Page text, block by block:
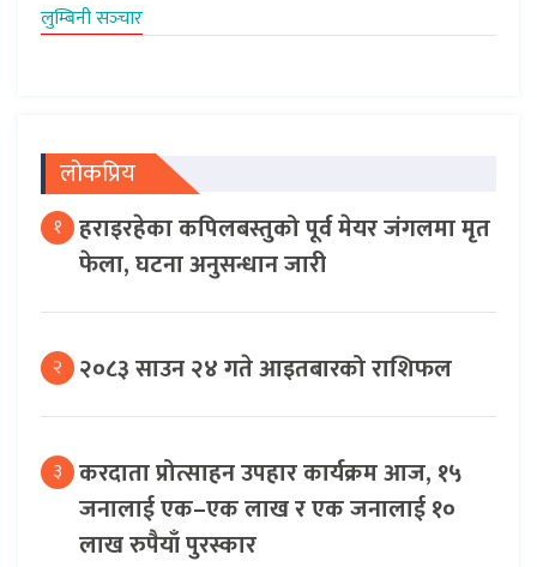
लुम्बिनी सञ्‍चार
लोकप्रिय
१ हराइरहेका कपिलबस्तुको पूर्व मेयर जंगलमा मृत
फेला, घटना अनुसन्धान जारी
२ २०८३ साउन २४ गते आइतबारको राशिफल
३ करदाता प्रोत्साहन उपहार कार्यक्रम आज, १५
जनालाई एक–एक लाख र एक जनालाई १०
लाख रुपैयाँ पुरस्कार